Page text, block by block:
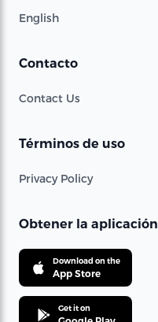
English
Contacto
Contact Us
Términos de uso
Privacy Policy
Obtener la aplicación
Download on the
App Store
Get it on